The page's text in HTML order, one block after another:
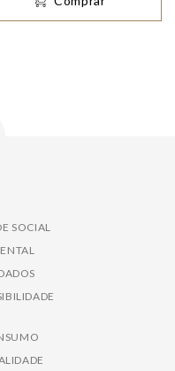
SOCIAL